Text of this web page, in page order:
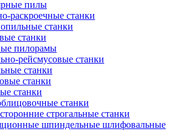
пилы
раскроечные станки
станки
станки
пилорамы
рейсмусовые станки
станки
станки
станки
станки
строгальные станки
шпиндельные шлифовальные